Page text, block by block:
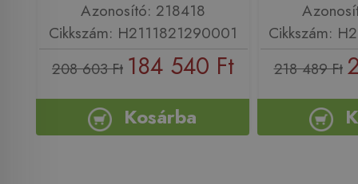
Azonosító: 218418
Cikkszám: H2111821290001
208 603 Ft 184 540 Ft
Kosárba
Cikkszám:
218 489 Ft